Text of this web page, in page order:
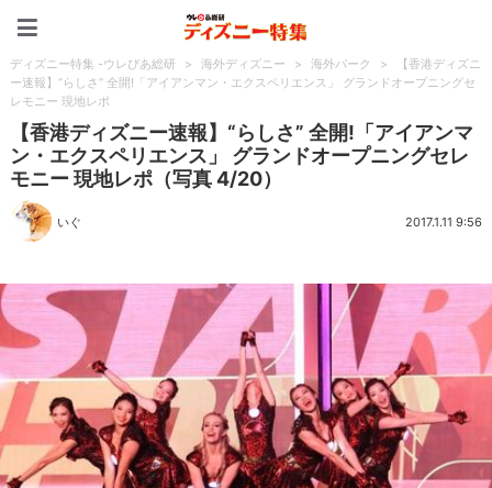
ディズニー特集 -ウレぴあ総研 > 海外ディズニー > 海外パーク >
【香港ディズニ
ー速報】“らしさ” 全開!「アイアンマン・エクスペリエンス」 グランドオープニングセ
レモニー 現地レポ
【香港ディズニー速報】“らしさ” 全開!「アイアンマ
ン・エクスペリエンス」 グランドオープニングセレ
モニー 現地レポ（写真 4/20）
いぐ 2017.1.11 9:56